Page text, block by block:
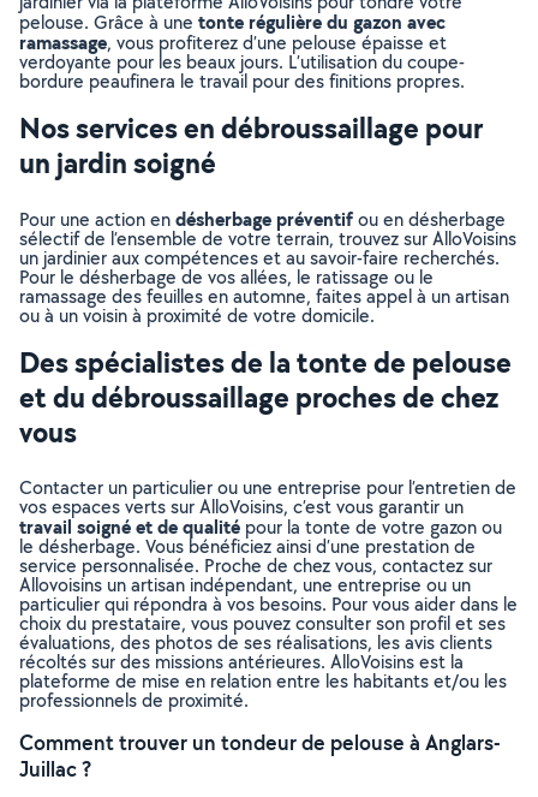
pelouse. Grâce à une tonte régulière du gazon avec
ramassage, vous profiterez d’une pelouse épaisse et
verdoyante pour les beaux jours. L’utilisation du coupe-
bordure peaufinera le travail pour des finitions propres.
Nos services en débroussaillage pour
un jardin soigné
Pour une action endésherbage préventifou en désherbage
sélectif de l’ensemble de votre terrain, trouvez sur AlloVoisins
un jardinier aux compétences et au savoir-faire recherchés.
Pour le désherbage de vos allées, le ratissage ou le
ramassage des feuilles en automne, faites appel à un artisan
ou à un voisin à proximité de votre domicile.
Des spécialistes de la tonte de pelouse
et du débroussaillage proches de chez
vous
Contacter un particulier ou une entreprise pour l’entretien de
vos espaces verts sur AlloVoisins, c’est vous garantir un
travail soigné et de qualité pour la tonte de votre gazon ou
le désherbage. Vous bénéficiez ainsi d’une prestation de
service personnalisée. Proche de chez vous, contactez sur
Allovoisins un artisan indépendant, une entreprise ou un
particulier qui répondra à vos besoins. Pour vous aider dans le
choix du prestataire, vous pouvez consulter son profil et ses
évaluations, des photos de ses réalisations, les avis clients
récoltés sur des missions antérieures. AlloVoisins est la
plateforme de mise en relation entre les habitants et/ou les
professionnels de proximité.
Comment trouver un tondeur de pelouse à Anglars-
Juillac ?